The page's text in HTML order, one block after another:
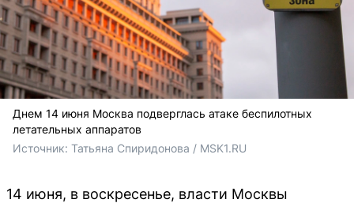
Днем 14 июня Москва подверглась атаке беспилотных
летательных аппаратов
Источник: Татьяна Спиридонова / MSK1.RU
14 июня, в воскресенье, власти Москвы